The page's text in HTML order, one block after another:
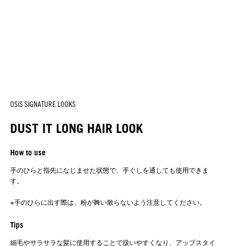
OSiS SIGNATURE LOOKS
DUST IT LONG HAIR LOOK
How to use
手のひらと指先になじませた状態で、手ぐしを通しても使用できま
す。
※手のひらに出す際は、粉が舞い散らないよう注意してください。
Tips
細毛やサラサラな髪に使用することで扱いやすくなり、アップスタイ